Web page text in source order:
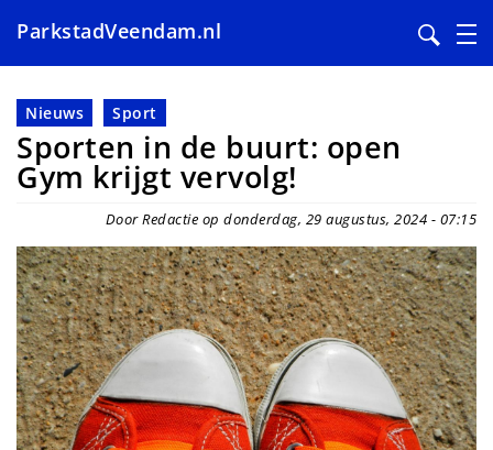
en
naar
de
inhoud
ParkstadVeendam.nl
Nieuws Sport
Sporten in de buurt: open
Gym krijgt vervolg!
Door Redactie op donderdag, 29 augustus, 2024 - 07:15